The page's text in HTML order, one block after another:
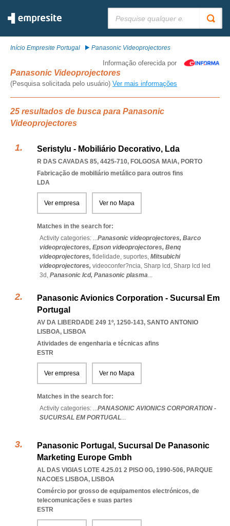
Início Empresite Portugal Panasonic Videoprojectores
Informação oferecida por
Panasonic Videoprojectores
(Pesquisa solicitada pelo usuário) Ver mais informações
25 resultados de busca para Panasonic
Videoprojectores
Seristylu - Mobiliário Decorativo, Lda
R DAS CAVADAS 85, 4425-710, FOLGOSA MAIA, PORTO
Fabricação de mobiliário metálico para outros fins
LDA
Ver empresa Ver no Mapa
Matches in the search for:
Activity categories: ...Panasonic videoprojectores, Barco
videoprojectores, Epson videoprojectores, Benq
videoprojectores, fidelidade, suportes, Mitsubichi
videoprojectores, videoconfer?ncia, Sharp lcd, Sharp lcd led
3d, Panasonic lcd, Panasonic plasma...
Panasonic Avionics Corporation - Sucursal Em
Portugal
AV DA LIBERDADE 249 1º, 1250-143, SANTO ANTONIO
LISBOA, LISBOA
Atividades de engenharia e técnicas afins
ESTR
Ver empresa Ver no Mapa
Matches in the search for:
Activity categories: ...PANASONIC AVIONICS CORPORATION -
SUCURSAL EM PORTUGAL...
Panasonic Portugal, Sucursal De Panasonic
Marketing Europe Gmbh
AL DAS VIGIAS LOTE 4.25.01 2 PISO 0G, 1990-506, PARQUE
NACOES LISBOA, LISBOA
Comércio por grosso de equipamentos electrónicos, de
telecomunicações e suas partes
ESTR